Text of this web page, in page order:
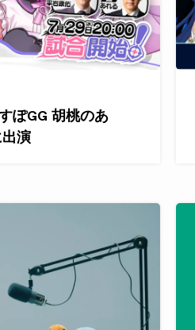
ぽGG 胡桃のあ
出演